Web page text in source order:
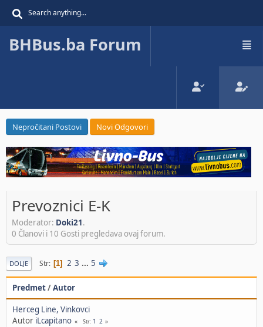
BHBus.ba Forum
Nepročitani Postovi Novi Odgovori
Prevoznici E-K
Moderator: Doki21.
0 Članovi i 10 Gosti pregledava ovaj forum.
DOLJE Str 1 2 3 ... 5
Predmet/Autor
Herceg Line, Vinkovci
Autor iLcapitano Str 1 2